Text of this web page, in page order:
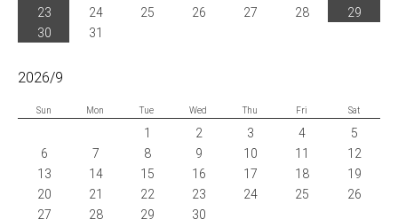
23
24 25 26 27 28
29
30
31
2026/9
Sun Mon Tue Wed Thu Fri Sat
1 2 3 4
5
6
7 8 9 10 11
12
13
14 15 16 17 18
19
20
21 22 23 24 25
26
27
28 29 30